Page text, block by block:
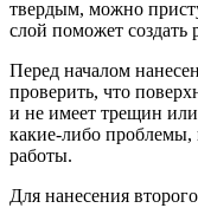
твердым, можно
слой поможет
Перед началом
проверить, что
и не имеет трещин
какие-либо проблемы,
работы.
Для нанесения